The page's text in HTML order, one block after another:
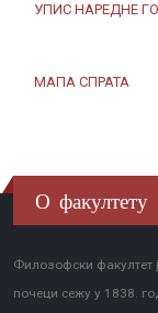
УПИС НАРЕДНЕ
МАПА СПРАТА
О факултету
Филозофски факултет
почеци сежу у 1838.